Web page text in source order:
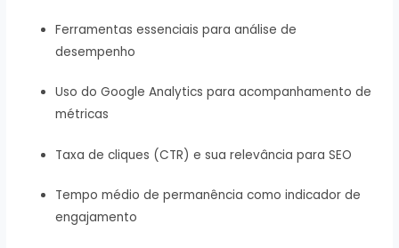
Ferramentas essenciais para análise de
desempenho
Uso do Google Analytics para acompanhamento de
métricas
Taxa de cliques (CTR) e sua relevância para SEO
Tempo médio de permanência como indicador de
engajamento